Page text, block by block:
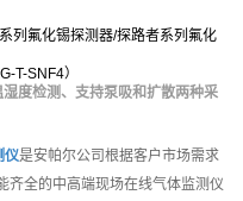
列氟化锡探测器/探路者系列氟化
T-SNF4）
度检测、支持泵吸和扩散两种采
仪是安帕尔公司根据客户市场需求
齐全的中高端现场在线气体监测仪